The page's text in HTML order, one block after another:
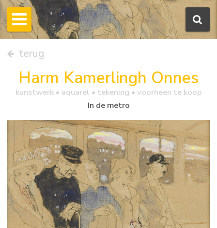
terug
Harm Kamerlingh Onnes
kunstwerk • aquarel • tekening • voorheen te koop
In de metro